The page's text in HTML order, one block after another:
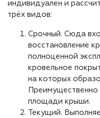
индивидуален и
трёх видов:
Срочный. Сюда
восстановление
полноценной
кровельное
на которых
площади крыши.
Текущий.